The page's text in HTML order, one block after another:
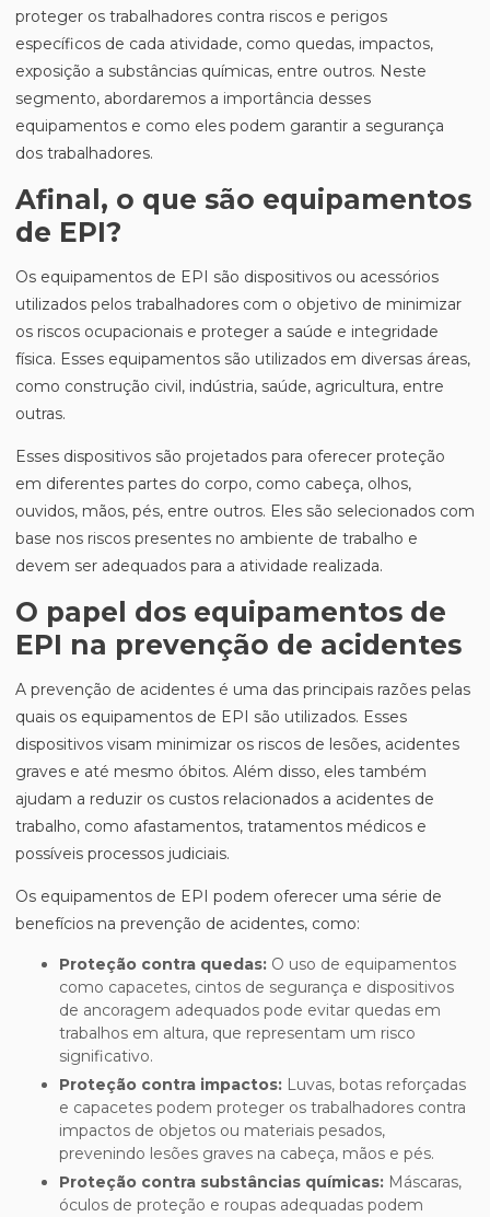
proteger os trabalhadores contra riscos e perigos
específicos de cada atividade, como quedas, impactos,
exposição a substâncias químicas, entre outros. Neste
segmento, abordaremos a importância desses
equipamentos e como eles podem garantir a segurança
dos trabalhadores.
Afinal, o que são equipamentos
de EPI?
Os equipamentos de EPI são dispositivos ou acessórios
utilizados pelos trabalhadores com o objetivo de minimizar
os riscos ocupacionais e proteger a saúde e integridade
física. Esses equipamentos são utilizados em diversas áreas,
como construção civil, indústria, saúde, agricultura, entre
outras.
Esses dispositivos são projetados para oferecer proteção
em diferentes partes do corpo, como cabeça, olhos,
ouvidos, mãos, pés, entre outros. Eles são selecionados com
base nos riscos presentes no ambiente de trabalho e
devem ser adequados para a atividade realizada.
O papel dos equipamentos de
EPI na prevenção de acidentes
A prevenção de acidentes é uma das principais razões pelas
quais os equipamentos de EPI são utilizados. Esses
dispositivos visam minimizar os riscos de lesões, acidentes
graves e até mesmo óbitos. Além disso, eles também
ajudam a reduzir os custos relacionados a acidentes de
trabalho, como afastamentos, tratamentos médicos e
possíveis processos judiciais.
Os equipamentos de EPI podem oferecer uma série de
benefícios na prevenção de acidentes, como:
Proteção contra quedas: O uso de equipamentos
como capacetes, cintos de segurança e dispositivos
de ancoragem adequados pode evitar quedas em
trabalhos em altura, que representam um risco
significativo.
Proteção contra impactos: Luvas, botas reforçadas
e capacetes podem proteger os trabalhadores contra
impactos de objetos ou materiais pesados,
prevenindo lesões graves na cabeça, mãos e pés.
Proteção contra substâncias químicas: Máscaras,
óculos de proteção e roupas adequadas podem